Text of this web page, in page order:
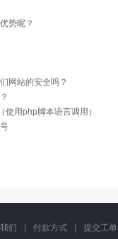
势呢？
网站的安全吗？
用php脚本语言调用）
们 | 付款方式 | 提交工单